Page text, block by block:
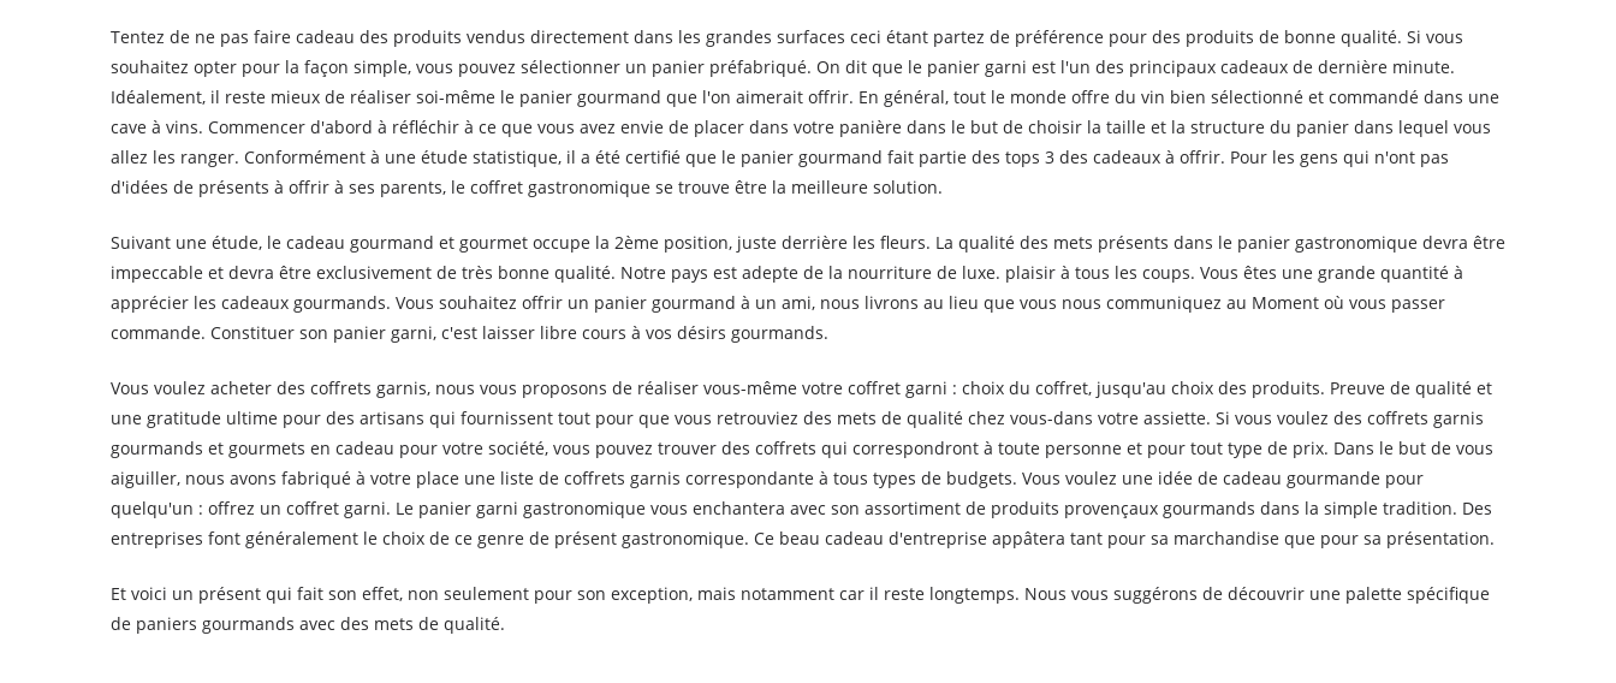
Tentez de ne pas faire cadeau des produits vendus directement dans les grandes surfaces ceci étant partez de préférence pour des produits de bonne qualité. Si vous
souhaitez opter pour la façon simple, vous pouvez sélectionner un panier préfabriqué. On dit que le panier garni est l'un des principaux cadeaux de dernière minute.
Idéalement, il reste mieux de réaliser soi-même le panier gourmand que l'on aimerait offrir. En général, tout le monde offre du vin bien sélectionné et commandé dans une
cave à vins. Commencer d'abord à réfléchir à ce que vous avez envie de placer dans votre panière dans le but de choisir la taille et la structure du panier dans lequel vous
allez les ranger. Conformément à une étude statistique, il a été certifié que le panier gourmand fait partie des tops 3 des cadeaux à offrir. Pour les gens qui n'ont pas
d'idées de présents à offrir à ses parents, le coffret gastronomique se trouve être la meilleure solution.
Suivant une étude, le cadeau gourmand et gourmet occupe la 2ème position, juste derrière les fleurs. La qualité des mets présents dans le panier gastronomique devra être
impeccable et devra être exclusivement de très bonne qualité. Notre pays est adepte de la nourriture de luxe. plaisir à tous les coups. Vous êtes une grande quantité à
apprécier les cadeaux gourmands. Vous souhaitez offrir un panier gourmand à un ami, nous livrons au lieu que vous nous communiquez au Moment où vous passer
commande. Constituer son panier garni, c'est laisser libre cours à vos désirs gourmands.
Vous voulez acheter des coffrets garnis, nous vous proposons de réaliser vous-même votre coffret garni : choix du coffret, jusqu'au choix des produits. Preuve de qualité et
une gratitude ultime pour des artisans qui fournissent tout pour que vous retrouviez des mets de qualité chez vous-dans votre assiette. Si vous voulez des coffrets garnis
gourmands et gourmets en cadeau pour votre société, vous pouvez trouver des coffrets qui correspondront à toute personne et pour tout type de prix. Dans le but de vous
aiguiller, nous avons fabriqué à votre place une liste de coffrets garnis correspondante à tous types de budgets. Vous voulez une idée de cadeau gourmande pour
quelqu'un : offrez un coffret garni. Le panier garni gastronomique vous enchantera avec son assortiment de produits provençaux gourmands dans la simple tradition. Des
entreprises font généralement le choix de ce genre de présent gastronomique. Ce beau cadeau d'entreprise appâtera tant pour sa marchandise que pour sa présentation.
Et voici un présent qui fait son effet, non seulement pour son exception, mais notamment car il reste longtemps. Nous vous suggérons de découvrir une palette spécifique
de paniers gourmands avec des mets de qualité.